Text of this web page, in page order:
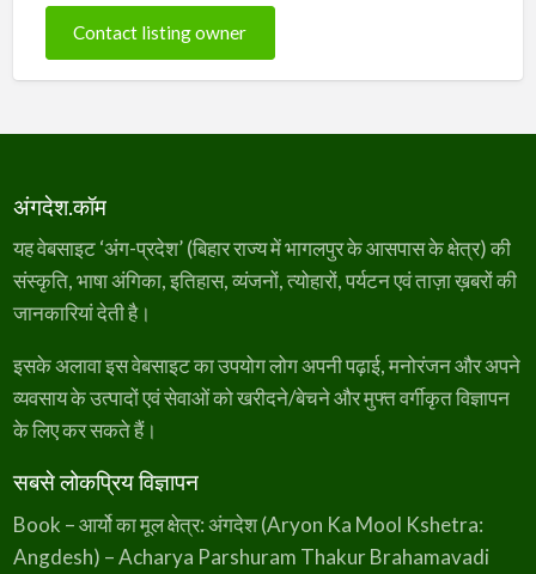
Contact listing owner
अंगदेश.कॉम
यह वेबसाइट ‘अंग-प्रदेश’ (बिहार राज्य में भागलपुर के आसपास के क्षेत्र) की
संस्कृति, भाषा अंगिका, इतिहास, व्यंजनों, त्योहारों, पर्यटन एवं ताज़ा ख़बरों की
जानकारियां देती है।
इसके अलावा इस वेबसाइट का उपयोग लोग अपनी पढ़ाई, मनोरंजन और अपने
व्यवसाय के उत्पादों एवं सेवाओं को खरीदने/बेचने और मुफ्त वर्गीकृत विज्ञापन
के लिए कर सकते हैं।
सबसे लोकप्रिय विज्ञापन
Book – आर्यो का मूल क्षेत्र: अंगदेश (Aryon Ka Mool Kshetra:
Angdesh) – Acharya Parshuram Thakur Brahamavadi